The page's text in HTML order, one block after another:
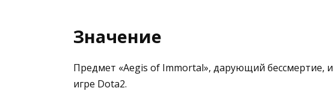
Значение
Предмет «Aegis of Immortal», дарующий бессмертие,
игре Dota2.